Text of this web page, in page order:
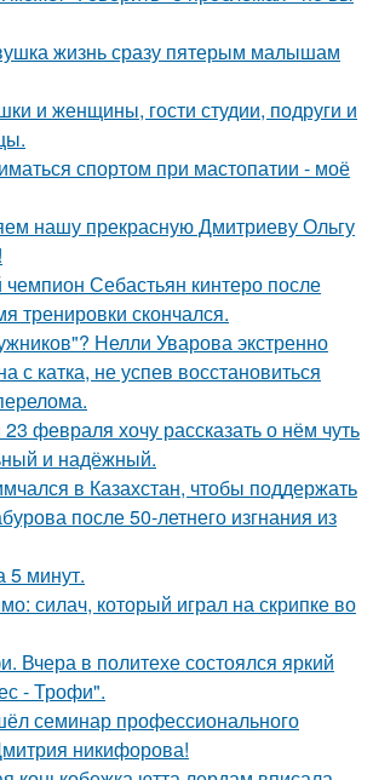
жизнь сразу пятерым малышам
и женщины, гости студии, подруги и
спортом при мастопатии - моё
нашу прекрасную Дмитриеву Ольгу
чемпион Себастьян кинтеро после
тренировки скончался.
Нелли Уварова экстренно
с катка, не успев восстановиться
февраля хочу рассказать о нём чуть
и надёжный.
в Казахстан, чтобы поддержать
после 50-летнего изгнания из
5 минут.
силач, который играл на скрипке во
Вчера в политехе состоялся яркий
- Трофи".
семинар профессионального
никифорова!